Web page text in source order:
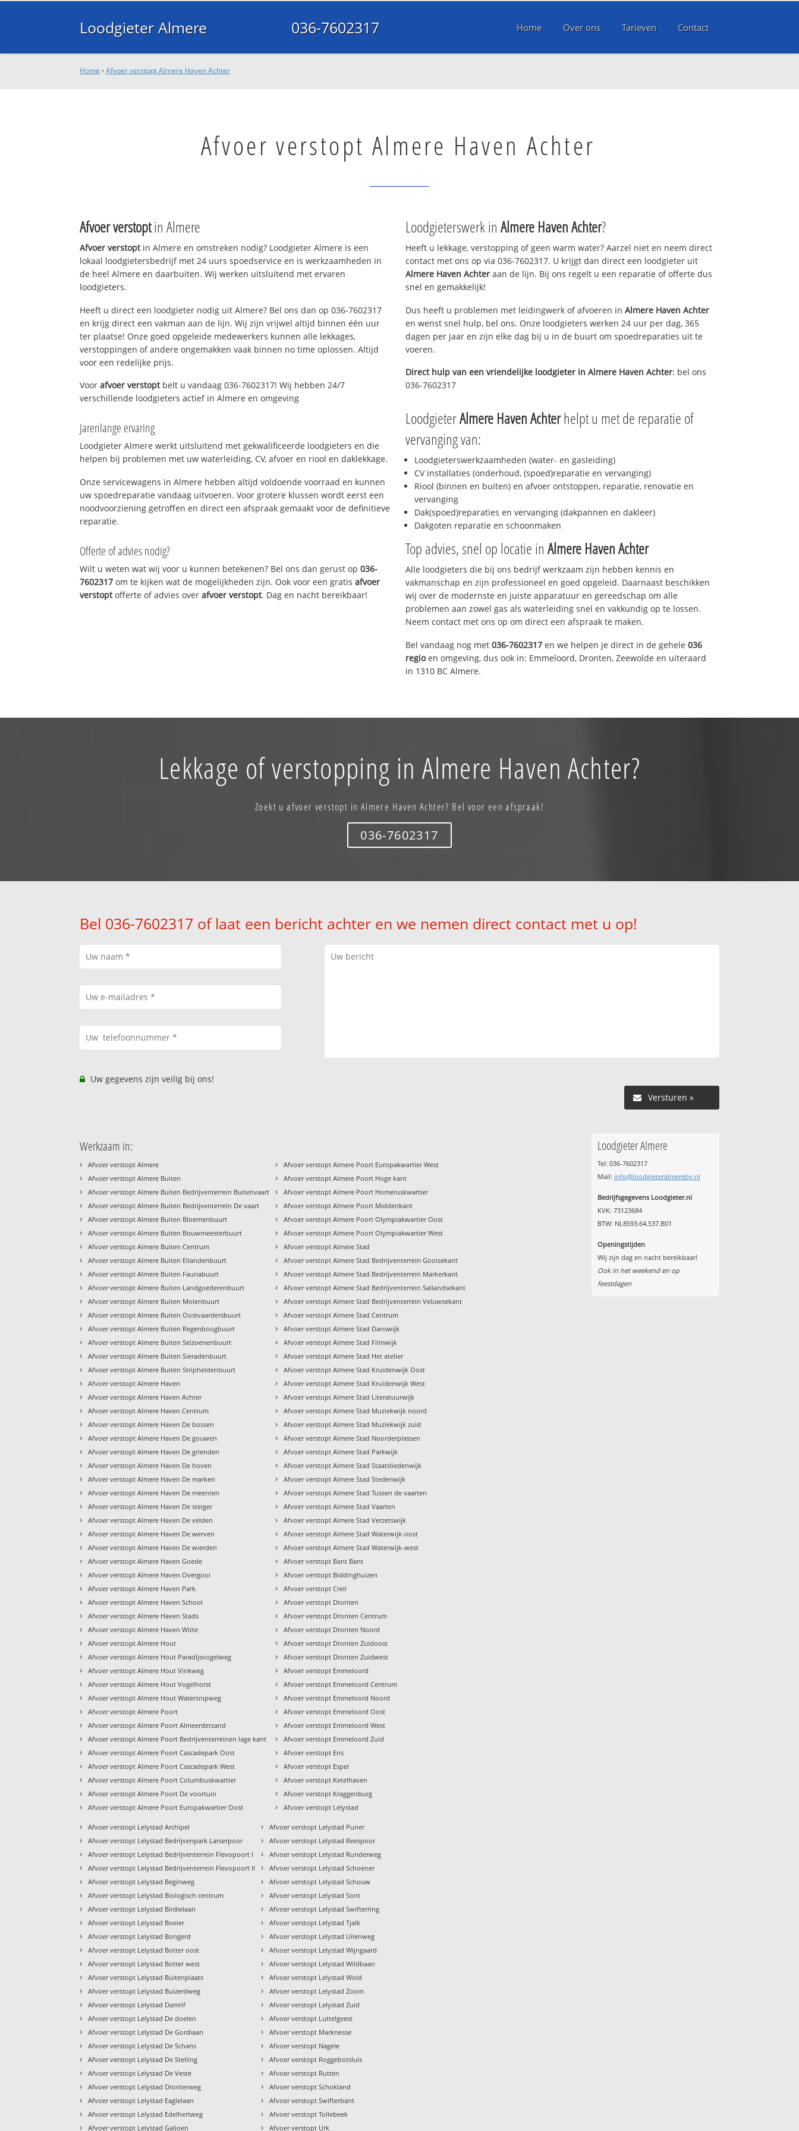
Loodgieter Almere 036-7602317 Home Over ons Tarieven Contact
Home ›Afvoer verstopt Almere Haven Achter
Afvoer verstopt Almere Haven Achter
Afvoer verstoptin Almere
Afvoer verstoptin Almere en omstreken nodig? Loodgieter Almere is een
lokaal loodgietersbedrijf met 24 uurs spoedservice en is werkzaamheden in
de heel Almere en daarbuiten. Wij werken uitsluitend met ervaren
loodgieters.
Heeft u direct een loodgieter nodig uit Almere? Bel ons dan op 036-7602317
en krijg direct een vakman aan de lijn. Wij zijn vrijwel altijd binnen één uur
ter plaatse! Onze goed opgeleide medewerkers kunnen alle lekkages,
verstoppingen of andere ongemakken vaak binnen no time oplossen. Altijd
voor een redelijke prijs.
Voorafvoer verstoptbelt u vandaag 036-7602317! Wij hebben 24/7
verschillende loodgieters actief in Almere en omgeving
Jarenlange ervaring
Loodgieter Almere werkt uitsluitend met gekwalificeerde loodgieters en die
helpen bij problemen met uw waterleiding, CV, afvoer en riool en daklekkage.
Onze servicewagens in Almere hebben altijd voldoende voorraad en kunnen
uw spoedreparatie vandaag uitvoeren. Voor grotere klussen wordt eerst een
noodvoorziening getroffen en direct een afspraak gemaakt voor de definitieve
reparatie.
Offerte of advies nodig?
Wilt u weten wat wij voor u kunnen betekenen? Bel ons dan gerust op036-
7602317 om te kijken wat de mogelijkheden zijn. Ook voor een gratisafvoer
verstoptofferte of advies overafvoer verstopt. Dag en nacht bereikbaar!
Loodgieterswerk in Almere Haven Achter?
Heeft u lekkage, verstopping of geen warm water? Aarzel niet en neem direct
contact met ons op via 036-7602317. U krijgt dan direct een loodgieter uit
Almere Haven Achter aan de lijn. Bij ons regelt u een reparatie of offerte dus
snel en gemakkelijk!
Dus heeft u problemen met leidingwerk of afvoeren in Almere Haven Achter
en wenst snel hulp, bel ons. Onze loodgieters werken 24 uur per dag, 365
dagen per jaar en zijn elke dag bij u in de buurt om spoedreparaties uit te
voeren.
Direct hulp van een vriendelijke loodgieter in Almere Haven Achter: bel ons
036-7602317
LoodgieterAlmere Haven Achterhelpt u met de reparatie of
vervanging van:
Loodgieterswerkzaamheden (water- en gasleiding)
CV installaties (onderhoud, (spoed)reparatie en vervanging)
Riool (binnen en buiten) en afvoer ontstoppen, reparatie, renovatie en
vervanging
Dak(spoed)reparaties en vervanging (dakpannen en dakleer)
Dakgoten reparatie en schoonmaken
Top advies, snel op locatie in Almere Haven Achter
Alle loodgieters die bij ons bedrijf werkzaam zijn hebben kennis en
vakmanschap en zijn professioneel en goed opgeleid. Daarnaast beschikken
wij over de modernste en juiste apparatuur en gereedschap om alle
problemen aan zowel gas als waterleiding snel en vakkundig op te lossen.
Neem contact met ons op om direct een afspraak te maken.
Bel vandaag nog met 036-7602317 en we helpen je direct in de gehele 036
regioen omgeving, dus ook in: Emmeloord, Dronten, Zeewolde en uiteraard
in 1310 BC Almere.
Lekkage of verstopping in Almere Haven Achter?
Zoekt u afvoer verstopt in Almere Haven Achter? Bel voor een afspraak!
036-7602317
Bel 036-7602317 of laat een bericht achter en we nemen direct contact met u op!
Uw gegevens zijn veilig bij ons!
Versturen »
Werkzaam in:
› Afvoer verstopt Almere
› Afvoer verstopt Almere Buiten
› Afvoer verstopt Almere Buiten Bedrijventerrein Buitenvaart
› Afvoer verstopt Almere Buiten Bedrijventerrein De vaart
› Afvoer verstopt Almere Buiten Bloemenbuurt
› Afvoer verstopt Almere Buiten Bouwmeesterbuurt
› Afvoer verstopt Almere Buiten Centrum
› Afvoer verstopt Almere Buiten Eilandenbuurt
› Afvoer verstopt Almere Buiten Faunabuurt
› Afvoer verstopt Almere Buiten Landgoederenbuurt
› Afvoer verstopt Almere Buiten Molenbuurt
› Afvoer verstopt Almere Buiten Oostvaardersbuurt
› Afvoer verstopt Almere Buiten Regenboogbuurt
› Afvoer verstopt Almere Buiten Seizoenenbuurt
› Afvoer verstopt Almere Buiten Sieradenbuurt
› Afvoer verstopt Almere Buiten Stripheldenbuurt
› Afvoer verstopt Almere Haven
› Afvoer verstopt Almere Haven Achter
› Afvoer verstopt Almere Haven Centrum
› Afvoer verstopt Almere Haven De bossen
› Afvoer verstopt Almere Haven De gouwen
› Afvoer verstopt Almere Haven De grienden
› Afvoer verstopt Almere Haven De hoven
› Afvoer verstopt Almere Haven De marken
› Afvoer verstopt Almere Haven De meenten
› Afvoer verstopt Almere Haven De steiger
› Afvoer verstopt Almere Haven De velden
› Afvoer verstopt Almere Haven De werven
› Afvoer verstopt Almere Haven De wierden
› Afvoer verstopt Almere Haven Goede
› Afvoer verstopt Almere Haven Overgooi
› Afvoer verstopt Almere Haven Park
› Afvoer verstopt Almere Haven School
› Afvoer verstopt Almere Haven Stads
› Afvoer verstopt Almere Haven Witte
› Afvoer verstopt Almere Hout
› Afvoer verstopt Almere Hout Paradijsvogelweg
› Afvoer verstopt Almere Hout Vinkweg
› Afvoer verstopt Almere Hout Vogelhorst
› Afvoer verstopt Almere Hout Watersnipweg
› Afvoer verstopt Almere Poort
› Afvoer verstopt Almere Poort Almeerderzand
› Afvoer verstopt Almere Poort Bedrijventerreinen lage kant
› Afvoer verstopt Almere Poort Cascadepark Oost
› Afvoer verstopt Almere Poort Cascadepark West
› Afvoer verstopt Almere Poort Columbuskwartier
› Afvoer verstopt Almere Poort De voortuin
› Afvoer verstopt Almere Poort Europakwartier Oost
› Afvoer verstopt Almere Poort Europakwartier West
› Afvoer verstopt Almere Poort Hoge kant
› Afvoer verstopt Almere Poort Homeruskwartier
› Afvoer verstopt Almere Poort Middenkant
› Afvoer verstopt Almere Poort Olympiakwartier Oost
› Afvoer verstopt Almere Poort Olympiakwartier West
› Afvoer verstopt Almere Stad
› Afvoer verstopt Almere Stad Bedrijventerrein Gooisekant
› Afvoer verstopt Almere Stad Bedrijventerrein Markerkant
› Afvoer verstopt Almere Stad Bedrijventerrein Sallandsekant
› Afvoer verstopt Almere Stad Bedrijventerrein Veluwsekant
› Afvoer verstopt Almere Stad Centrum
› Afvoer verstopt Almere Stad Danswijk
› Afvoer verstopt Almere Stad Filmwijk
› Afvoer verstopt Almere Stad Het atelier
› Afvoer verstopt Almere Stad Kruidenwijk Oost
› Afvoer verstopt Almere Stad Kruidenwijk West
› Afvoer verstopt Almere Stad Literatuurwijk
› Afvoer verstopt Almere Stad Muziekwijk noord
› Afvoer verstopt Almere Stad Muziekwijk zuid
› Afvoer verstopt Almere Stad Noorderplassen
› Afvoer verstopt Almere Stad Parkwijk
› Afvoer verstopt Almere Stad Staatsliedenwijk
› Afvoer verstopt Almere Stad Stedenwijk
› Afvoer verstopt Almere Stad Tussen de vaarten
› Afvoer verstopt Almere Stad Vaarten
› Afvoer verstopt Almere Stad Verzetswijk
› Afvoer verstopt Almere Stad Waterwijk-oost
› Afvoer verstopt Almere Stad Waterwijk-west
› Afvoer verstopt Bant Bant
› Afvoer verstopt Biddinghuizen
› Afvoer verstopt Creil
› Afvoer verstopt Dronten
› Afvoer verstopt Dronten Centrum
› Afvoer verstopt Dronten Noord
› Afvoer verstopt Dronten Zuidoost
› Afvoer verstopt Dronten Zuidwest
› Afvoer verstopt Emmeloord
› Afvoer verstopt Emmeloord Centrum
› Afvoer verstopt Emmeloord Noord
› Afvoer verstopt Emmeloord Oost
› Afvoer verstopt Emmeloord West
› Afvoer verstopt Emmeloord Zuid
› Afvoer verstopt Ens
› Afvoer verstopt Espel
› Afvoer verstopt Ketelhaven
› Afvoer verstopt Kraggenburg
› Afvoer verstopt Lelystad
› Afvoer verstopt Lelystad Archipel
› Afvoer verstopt Lelystad Bedrijvenpark Larserpoor
› Afvoer verstopt Lelystad Bedrijventerrein Flevopoort I
› Afvoer verstopt Lelystad Bedrijventerrein Flevopoort II
› Afvoer verstopt Lelystad Beginweg
› Afvoer verstopt Lelystad Biologisch centrum
› Afvoer verstopt Lelystad Birdielaan
› Afvoer verstopt Lelystad Boeier
› Afvoer verstopt Lelystad Bongerd
› Afvoer verstopt Lelystad Botter oost
› Afvoer verstopt Lelystad Botter west
› Afvoer verstopt Lelystad Buitenplaats
› Afvoer verstopt Lelystad Buizerdweg
› Afvoer verstopt Lelystad Damrif
› Afvoer verstopt Lelystad De doelen
› Afvoer verstopt Lelystad De Gordiaan
› Afvoer verstopt Lelystad De Schans
› Afvoer verstopt Lelystad De Stelling
› Afvoer verstopt Lelystad De Veste
› Afvoer verstopt Lelystad Dronterweg
› Afvoer verstopt Lelystad Eaglelaan
› Afvoer verstopt Lelystad Edelhertweg
› Afvoer verstopt Lelystad Galjoen
› Afvoer verstopt Lelystad Puner
› Afvoer verstopt Lelystad Reespoor
› Afvoer verstopt Lelystad Runderweg
› Afvoer verstopt Lelystad Schoener
› Afvoer verstopt Lelystad Schouw
› Afvoer verstopt Lelystad Sont
› Afvoer verstopt Lelystad Swifterring
› Afvoer verstopt Lelystad Tjalk
› Afvoer verstopt Lelystad Uilenweg
› Afvoer verstopt Lelystad Wijngaard
› Afvoer verstopt Lelystad Wildbaan
› Afvoer verstopt Lelystad Wold
› Afvoer verstopt Lelystad Zoom
› Afvoer verstopt Lelystad Zuid
› Afvoer verstopt Luttelgeest
› Afvoer verstopt Marknesse
› Afvoer verstopt Nagele
› Afvoer verstopt Roggebotsluis
› Afvoer verstopt Rutten
› Afvoer verstopt Schokland
› Afvoer verstopt Swifterbant
› Afvoer verstopt Tollebeek
› Afvoer verstopt Urk
Loodgieter Almere
Tel: 036-7602317
Mail: info@loodgieteralmerebv.nl
Bedrijfsgegevens Loodgieter.nl
KVK: 73123684
BTW: NL8593.64.537.B01
Openingstijden
Wij zijn dag en nacht bereikbaar!
Ook in het weekend en op
feestdagen